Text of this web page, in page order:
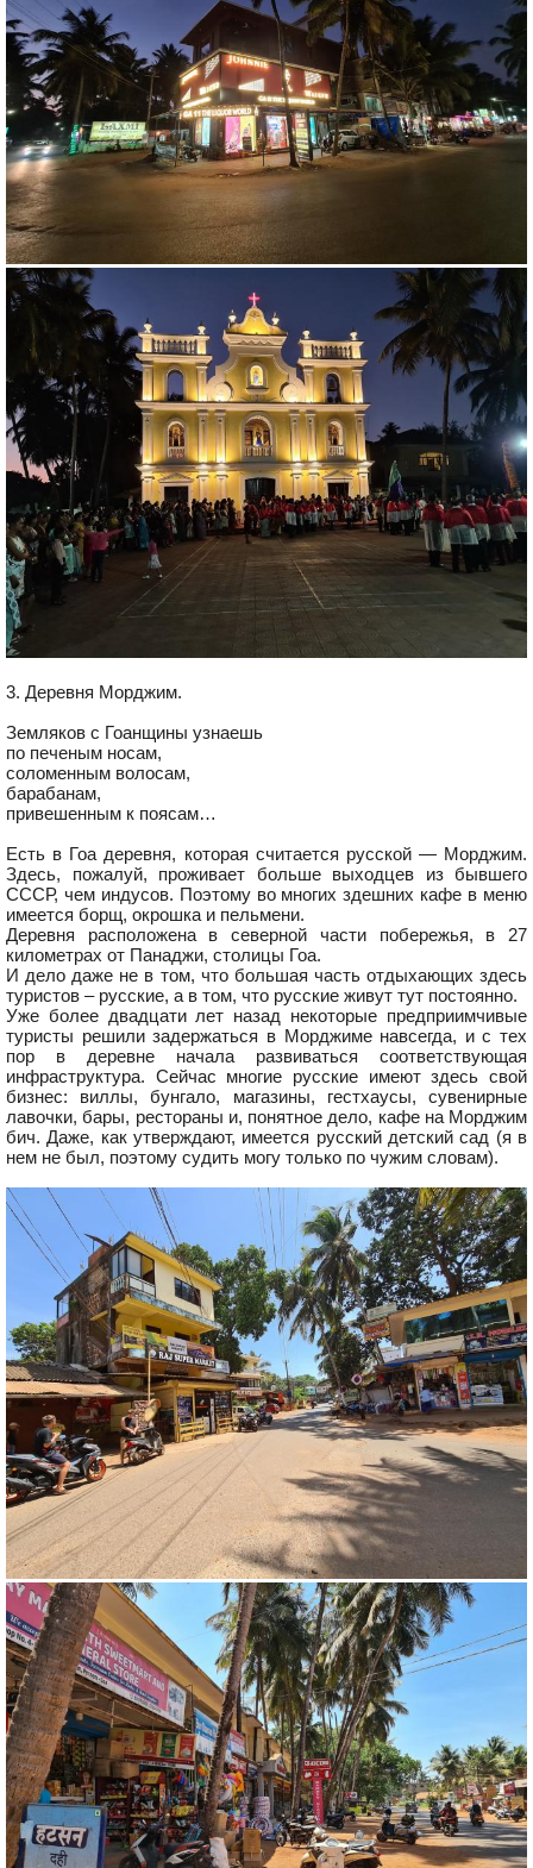
3. Деревня Морджим.
Земляков с Гоанщины узнаешь
по печеным носам,
соломенным волосам,
барабанам,
привешенным к поясам…
Есть в Гоа деревня, которая считается русской — Морджим.
Здесь, пожалуй, проживает больше выходцев из бывшего
СССР, чем индусов. Поэтому во многих здешних кафе в меню
имеется борщ, окрошка и пельмени.
Деревня расположена в северной части побережья, в 27
километрах от Панаджи, столицы Гоа.
И дело даже не в том, что большая часть отдыхающих здесь
туристов – русские, а в том, что русские живут тут постоянно.
Уже более двадцати лет назад некоторые предприимчивые
туристы решили задержаться в Морджиме навсегда, и с тех
пор в деревне начала развиваться соответствующая
инфраструктура. Сейчас многие русские имеют здесь свой
бизнес: виллы, бунгало, магазины, гестхаусы, сувенирные
лавочки, бары, рестораны и, понятное дело, кафе на Морджим
бич. Даже, как утверждают, имеется русский детский сад (я в
нем не был, поэтому судить могу только по чужим словам).